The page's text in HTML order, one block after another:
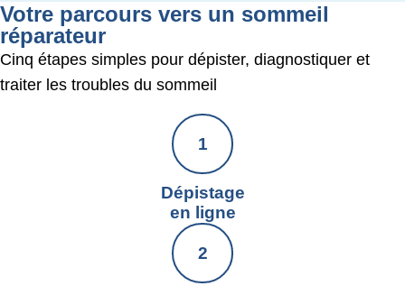
Votre parcours vers un sommeil
réparateur
Cinq étapes simples pour dépister, diagnostiquer et
traiter les troubles du sommeil
Dépistage
en ligne